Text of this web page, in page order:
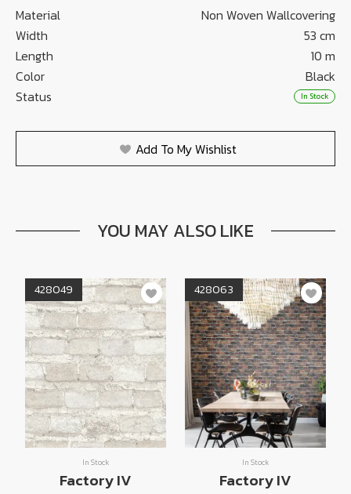
Material
Non Woven Wallcovering
Width
53 cm
Length
10 m
Color
Black
Status
In Stock
Add To My Wishlist
YOU MAY ALSO LIKE
428049
In Stock
Factory IV
428063
In Stock
Factory IV